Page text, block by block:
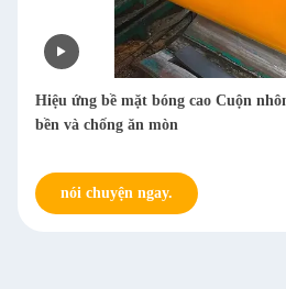
Hiệu ứng bề mặt bóng cao Cuộn
bền và chống ăn mòn
nói chuyện ngay.